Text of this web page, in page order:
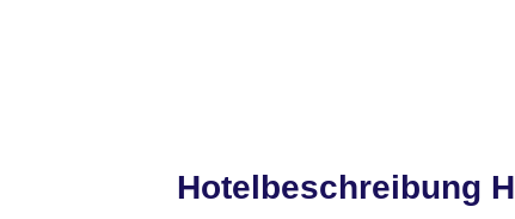
Hotelbeschreibung